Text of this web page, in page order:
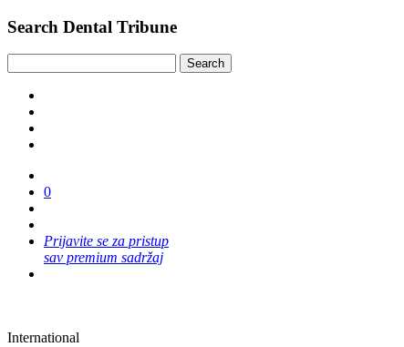
Search Dental Tribune
0
Prijavite se za pristup
sav premium sadržaj
International